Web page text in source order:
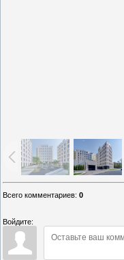
Всего комментариев: 0
Войдите: